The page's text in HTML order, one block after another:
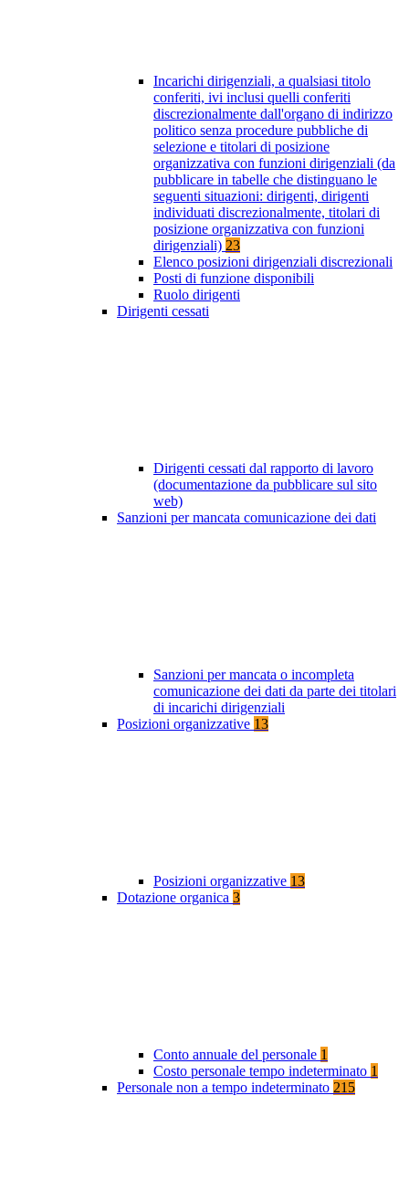
Incarichi dirigenziali, a qualsiasi titolo
conferiti, ivi inclusi quelli conferiti
discrezionalmente dall'organo di indirizzo
politico senza procedure pubbliche di
selezione e titolari di posizione
organizzativa con funzioni dirigenziali (da
pubblicare in tabelle che distinguano le
seguenti situazioni: dirigenti, dirigenti
individuati discrezionalmente, titolari di
posizione organizzativa con funzioni
dirigenziali) 23
Elenco posizioni dirigenziali discrezionali
Posti di funzione disponibili
Ruolo dirigenti
Dirigenti cessati
Dirigenti cessati dal rapporto di lavoro
(documentazione da pubblicare sul sito
web)
Sanzioni per mancata comunicazione dei dati
Sanzioni per mancata o incompleta
comunicazione dei dati da parte dei titolari
di incarichi dirigenziali
Posizioni organizzative 13
Posizioni organizzative 13
Dotazione organica 3
Conto annuale del personale 1
Costo personale tempo indeterminato 1
Personale non a tempo indeterminato 215